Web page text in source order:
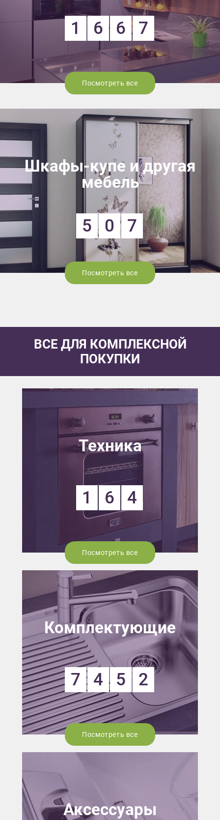
1 6 6 7
Посмотреть все
Шкафы-купе и другая
мебель
5 0 7
Посмотреть все
ВСЕ ДЛЯ КОМПЛЕКСНОЙ
ПОКУПКИ
Техника
1 6 4
Посмотреть все
Комплектующие
7 4 5 2
Посмотреть все
Аксессуары